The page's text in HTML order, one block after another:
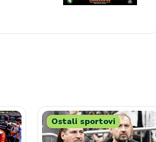
Ostali sportovi